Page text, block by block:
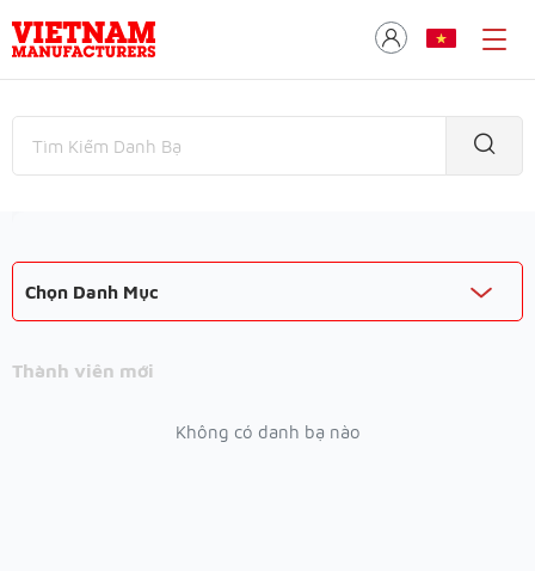
Chọn Danh Mục
Thành viên mới
Không có danh bạ nào